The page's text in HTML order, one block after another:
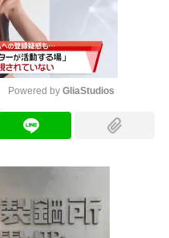
Powered by GliaStudios